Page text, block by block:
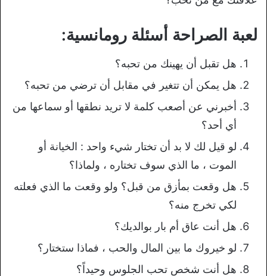
لعبة الصراحة أسئلة رومانسية:
هل تقبل أن يهينك من تحبه؟
هل يمكن أن تتغير في مقابل أن ترضي من تحبه؟
أخبرني عن أصعب كلمة لا تريد نطقها أو سماعها من
أي أحد؟
لو قيل لك لا بد أن تختار شيء واحد : الخيانة أو
الموت ، ما الذي سوف تختاره ، ولماذا؟
هل وقعت بمأزق من قبل؟ ولو وقعت ما الذي فعلته
لكي تخرج منه؟
هل أنت عاق أم بار بوالديك؟
لو خيروك ما بين المال والحب ، فماذا ستختار؟
هل أنت شخص تحب الجلوس وحيداً؟